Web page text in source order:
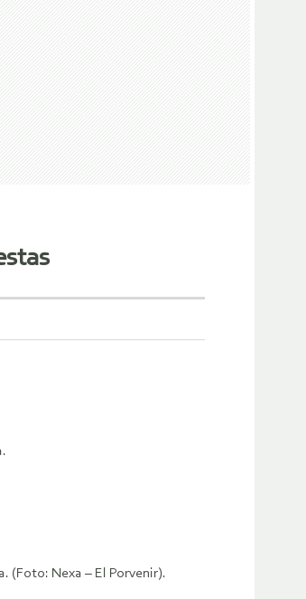
(Foto: Nexa – El Porvenir).